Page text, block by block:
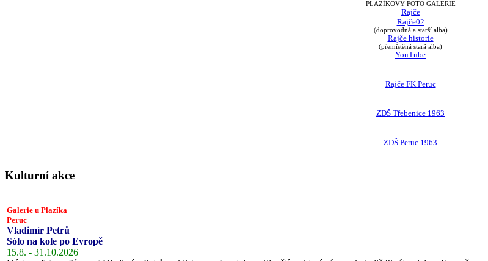
PLAZÍKOVY FOTO GALERIE
Rajče
Rajče02
(doprovodná a starší alba)
Rajče historie
(přemístěná stará alba)
YouTube
Rajče FK Peruc
ZDŠ Třebenice 1963
ZDŠ Peruc 1963
Kulturní akce
Galerie u Plazíka
Peruc
Vladimír Petrů
Sólo na kole po Evropě
15.8. - 31.10.2026